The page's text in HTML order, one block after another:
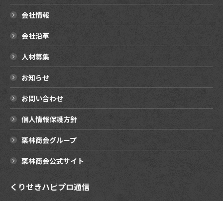
会社情報
会社沿革
人材募集
お知らせ
お問い合わせ
個人情報保護方針
栗林商会グループ
栗林商会公式サイト
くりせきハピプロ通信